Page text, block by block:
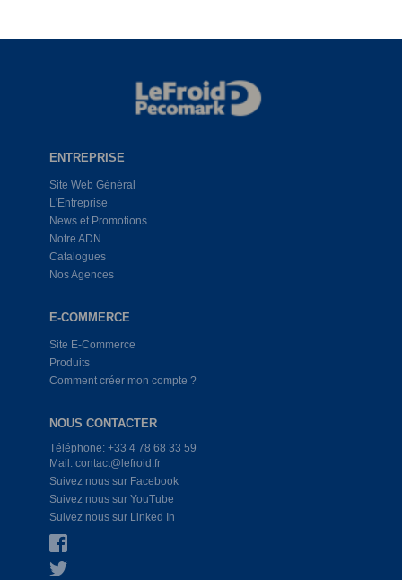
ENTREPRISE
Site Web Général
L'Entreprise
News et Promotions
Notre ADN
Catalogues
Nos Agences
E-COMMERCE
Site E-Commerce
Produits
Comment créer mon compte ?
NOUS CONTACTER
Téléphone: +33 4 78 68 33 59
Mail: contact@lefroid.fr
Suivez nous sur Facebook
Suivez nous sur YouTube
Suivez nous sur Linked In